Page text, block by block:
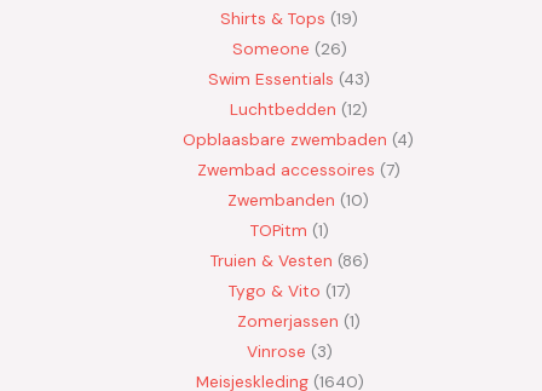
Shirts & Tops 19
Someone 26
Swim Essentials 43
Luchtbedden 12
Opblaasbare zwembaden 4
Zwembad accessoires 7
Zwembanden 10
TOPitm 1
Truien & Vesten 86
Tygo & Vito 17
Zomerjassen 1
Vinrose 3
Meisjeskleding 1640